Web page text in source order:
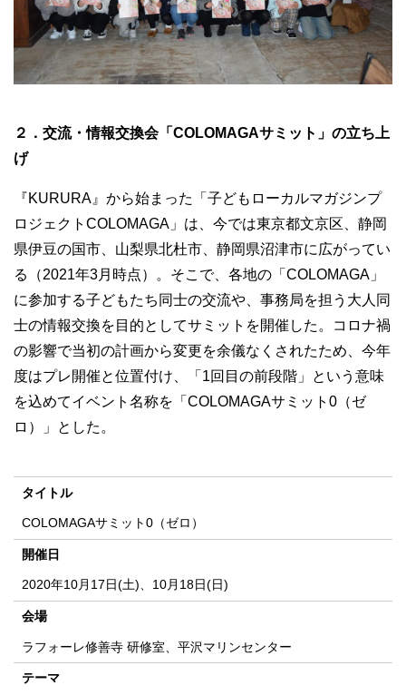
２．交流・情報交換会「COLOMAGAサミット」の立ち上
げ
『KURURA』から始まった「子どもローカルマガジンプ
ロジェクトCOLOMAGA」は、今では東京都文京区、静岡
県伊豆の国市、山梨県北杜市、静岡県沼津市に広がってい
る（2021年3月時点）。そこで、各地の「COLOMAGA」
に参加する子どもたち同士の交流や、事務局を担う大人同
士の情報交換を目的としてサミットを開催した。コロナ禍
の影響で当初の計画から変更を余儀なくされたため、今年
度はプレ開催と位置付け、「1回目の前段階」という意味
を込めてイベント名称を「COLOMAGAサミット0（ゼ
ロ）」とした。
タイトル
COLOMAGAサミット0（ゼロ）
開催日
2020年10月17日(土)、10月18日(日)
会場
ラフォーレ修善寺 研修室、平沢マリンセンター
テーマ